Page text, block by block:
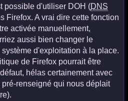
possible d'utiliser DOH (DNS
Firefox. A vrai dire cette fonction
activée manuellement,
aussi bien changer le
d'exploitation à la place.
de Firefox pourrait être
hélas certainement avec
pré-renseigné qui nous déplait